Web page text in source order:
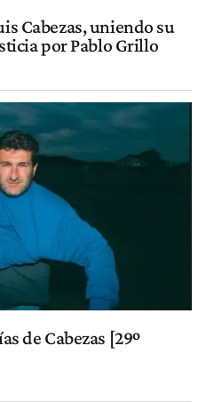
Cabezas, uniendo su
por Pablo Grillo
de Cabezas [29º